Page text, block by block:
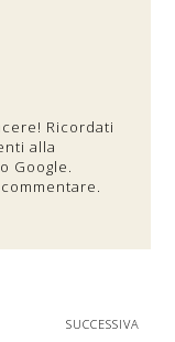
Ricordati
alla
Google.
SUCCESSIVA